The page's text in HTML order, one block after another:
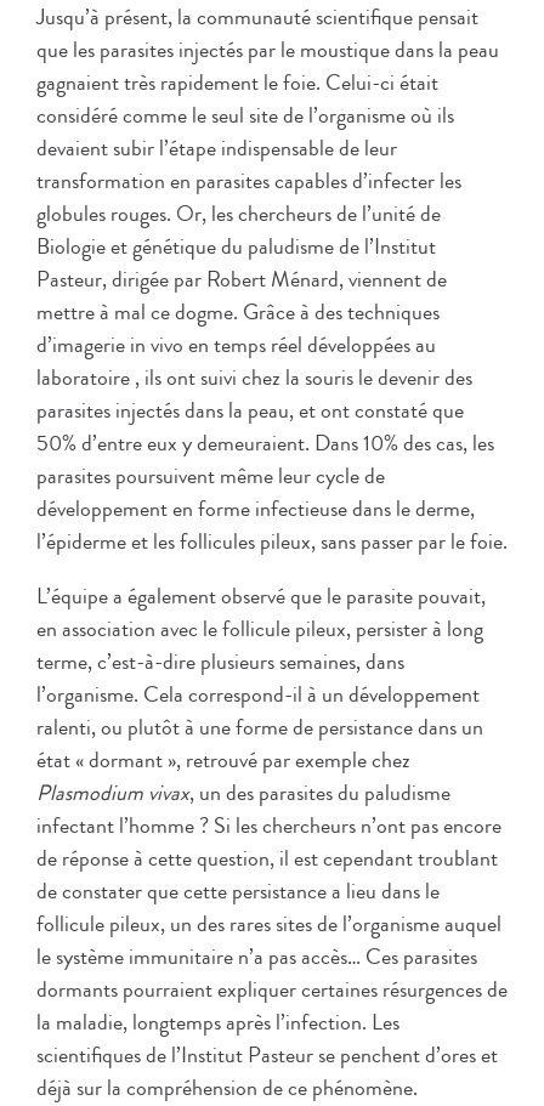
Jusqu’à présent, la communauté scientifique pensait
que les parasites injectés par le moustique dans la peau
gagnaient très rapidement le foie. Celui-ci était
considéré comme le seul site de l’organisme où ils
devaient subir l’étape indispensable de leur
transformation en parasites capables d’infecter les
globules rouges. Or, les chercheurs de l’unité de
Biologie et génétique du paludisme de l’Institut
Pasteur, dirigée par Robert Ménard, viennent de
mettre à mal ce dogme. Grâce à des techniques
d’imagerie in vivo en temps réel développées au
laboratoire , ils ont suivi chez la souris le devenir des
parasites injectés dans la peau, et ont constaté que
50% d’entre eux y demeuraient. Dans 10% des cas, les
parasites poursuivent même leur cycle de
développement en forme infectieuse dans le derme,
l’épiderme et les follicules pileux, sans passer par le foie.
L’équipe a également observé que le parasite pouvait,
en association avec le follicule pileux, persister à long
terme, c’est-à-dire plusieurs semaines, dans
l’organisme. Cela correspond-il à un développement
ralenti, ou plutôt à une forme de persistance dans un
état « dormant », retrouvé par exemple chez
Plasmodium vivax, un des parasites du paludisme
infectant l’homme ? Si les chercheurs n’ont pas encore
de réponse à cette question, il est cependant troublant
de constater que cette persistance a lieu dans le
follicule pileux, un des rares sites de l’organisme auquel
le système immunitaire n’a pas accès… Ces parasites
dormants pourraient expliquer certaines résurgences de
la maladie, longtemps après l’infection. Les
scientifiques de l’Institut Pasteur se penchent d’ores et
déjà sur la compréhension de ce phénomène.